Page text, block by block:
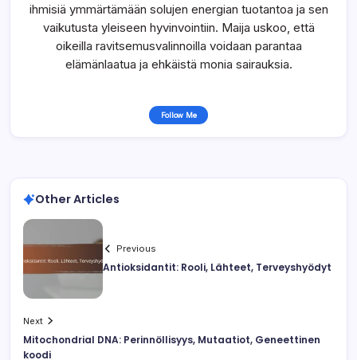
ihmisiä ymmärtämään solujen energian tuotantoa ja sen
vaikutusta yleiseen hyvinvointiin. Maija uskoo, että
oikeilla ravitsemusvalinnoilla voidaan parantaa
elämänlaatua ja ehkäistä monia sairauksia.
Follow Me
Other Articles
Previous
Antioksidantit: Rooli, Lähteet, Terveyshyödyt
Next
Mitochondrial DNA: Perinnöllisyys, Mutaatiot, Geneettinen
koodi